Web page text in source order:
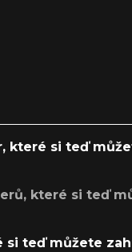
které si teď
které si teď
si teď můžete